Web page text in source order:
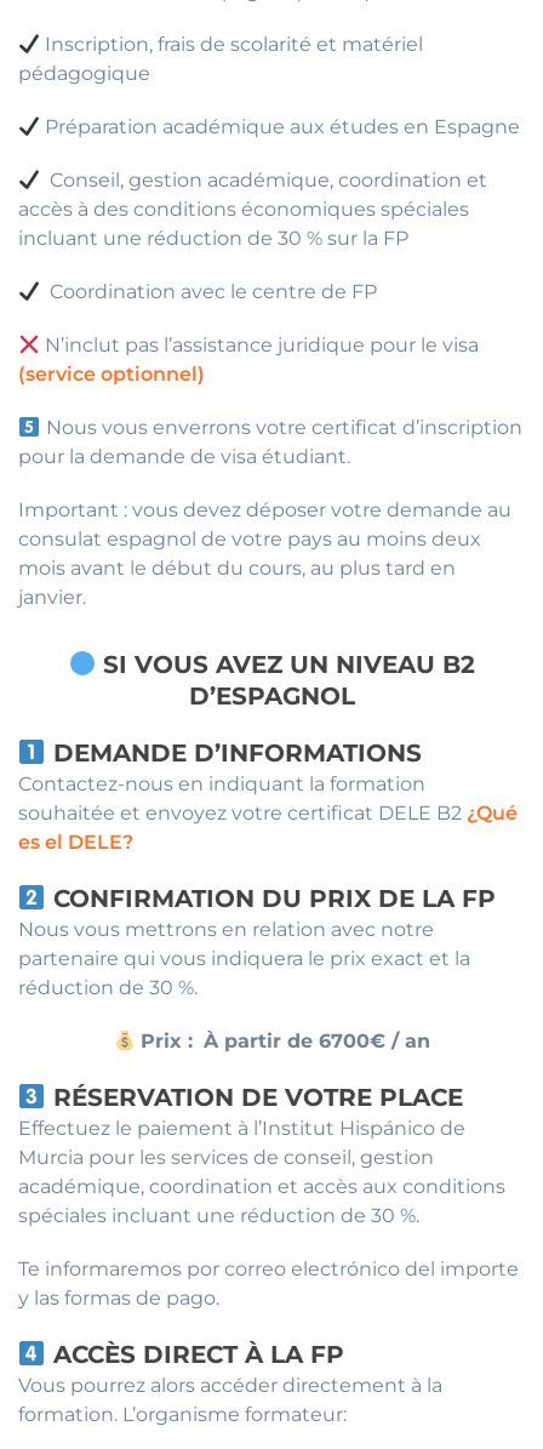
Inscription, frais de scolarité et matériel
pédagogique
Préparation académique aux études en Espagne
Conseil, gestion académique, coordination et
accès à des conditions économiques spéciales
incluant une réduction de 30 % sur la FP
Coordination avec le centre de FP
N’inclut pas l’assistance juridique pour le visa
(service optionnel)
Nous vous enverrons votre certificat d’inscription
pour la demande de visa étudiant.
Important : vous devez déposer votre demande au
consulat espagnol de votre pays au moins deux
mois avant le début du cours, au plus tard en
janvier.
SI VOUS AVEZ UN NIVEAU B2
D’ESPAGNOL
DEMANDE D’INFORMATIONS
Contactez-nous en indiquant la formation
souhaitée et envoyez votre certificat DELE B2 ¿Qué
es el DELE?
CONFIRMATION DU PRIX DE LA FP
Nous vous mettrons en relation avec notre
partenaire qui vous indiquera le prix exact et la
réduction de 30 %.
Prix : À partir de 6700€ / an
RÉSERVATION DE VOTRE PLACE
Effectuez le paiement à l’Institut Hispánico de
Murcia pour les services de conseil, gestion
académique, coordination et accès aux conditions
spéciales incluant une réduction de 30 %.
Te informaremos por correo electrónico del importe
y las formas de pago.
ACCÈS DIRECT À LA FP
Vous pourrez alors accéder directement à la
formation. L’organisme formateur: